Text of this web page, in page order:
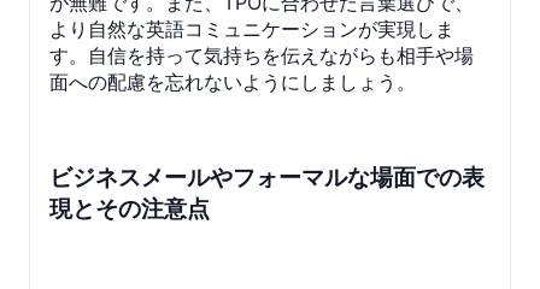
より自然な英語コミュニケーションが実現しま
す。自信を持って気持ちを伝えながらも相手や場
面への配慮を忘れないようにしましょう。
ビジネスメールやフォーマルな場面での表
現とその注意点